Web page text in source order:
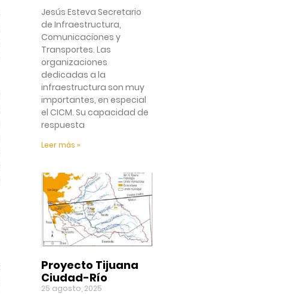
Jesús Esteva Secretario
de Infraestructura,
Comunicaciones y
Transportes. Las
organizaciones
dedicadas a la
infraestructura son muy
importantes, en especial
el CICM. Su capacidad de
respuesta
Leer más »
Proyecto Tijuana
Ciudad-Río
25 agosto, 2025